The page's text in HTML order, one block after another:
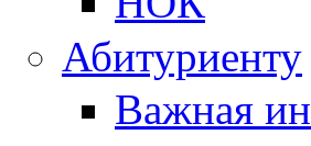
Абитуриенту
Важная